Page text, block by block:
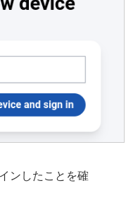
ンしたことを確